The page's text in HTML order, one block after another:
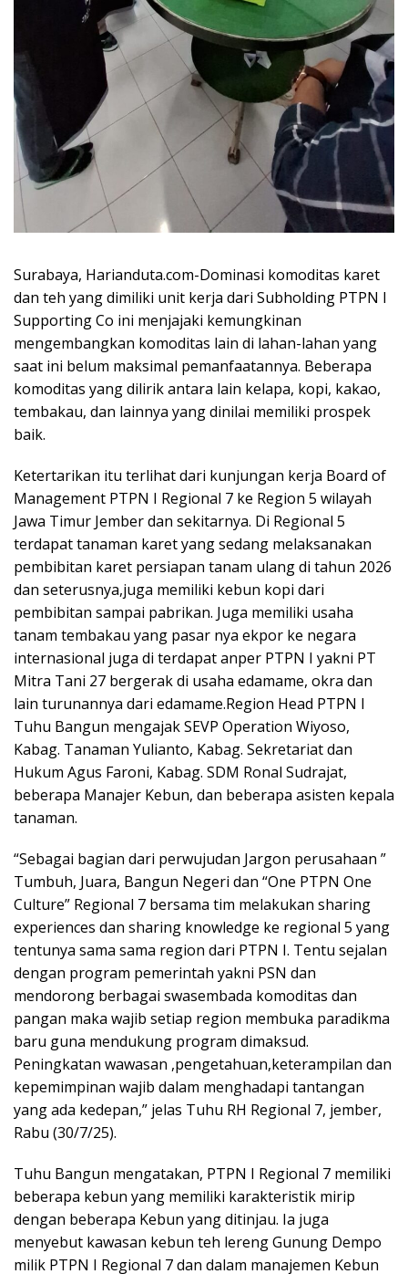
Surabaya, Harianduta.com-Dominasi komoditas karet
dan teh yang dimiliki unit kerja dari Subholding PTPN I
Supporting Co ini menjajaki kemungkinan
mengembangkan komoditas lain di lahan-lahan yang
saat ini belum maksimal pemanfaatannya. Beberapa
komoditas yang dilirik antara lain kelapa, kopi, kakao,
tembakau, dan lainnya yang dinilai memiliki prospek
baik.
Ketertarikan itu terlihat dari kunjungan kerja Board of
Management PTPN I Regional 7 ke Region 5 wilayah
Jawa Timur Jember dan sekitarnya. Di Regional 5
terdapat tanaman karet yang sedang melaksanakan
pembibitan karet persiapan tanam ulang di tahun 2026
dan seterusnya,juga memiliki kebun kopi dari
pembibitan sampai pabrikan. Juga memiliki usaha
tanam tembakau yang pasar nya ekpor ke negara
internasional juga di terdapat anper PTPN I yakni PT
Mitra Tani 27 bergerak di usaha edamame, okra dan
lain turunannya dari edamame.Region Head PTPN I
Tuhu Bangun mengajak SEVP Operation Wiyoso,
Kabag. Tanaman Yulianto, Kabag. Sekretariat dan
Hukum Agus Faroni, Kabag. SDM Ronal Sudrajat,
beberapa Manajer Kebun, dan beberapa asisten kepala
tanaman.
“Sebagai bagian dari perwujudan Jargon perusahaan ”
Tumbuh, Juara, Bangun Negeri dan “One PTPN One
Culture” Regional 7 bersama tim melakukan sharing
experiences dan sharing knowledge ke regional 5 yang
tentunya sama sama region dari PTPN I. Tentu sejalan
dengan program pemerintah yakni PSN dan
mendorong berbagai swasembada komoditas dan
pangan maka wajib setiap region membuka paradikma
baru guna mendukung program dimaksud.
Peningkatan wawasan ,pengetahuan,keterampilan dan
kepemimpinan wajib dalam menghadapi tantangan
yang ada kedepan,” jelas Tuhu RH Regional 7, jember,
Rabu (30/7/25).
Tuhu Bangun mengatakan, PTPN I Regional 7 memiliki
beberapa kebun yang memiliki karakteristik mirip
dengan beberapa Kebun yang ditinjau. Ia juga
menyebut kawasan kebun teh lereng Gunung Dempo
milik PTPN I Regional 7 dan dalam manajemen Kebun